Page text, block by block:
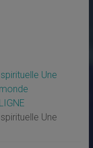
Une
Une